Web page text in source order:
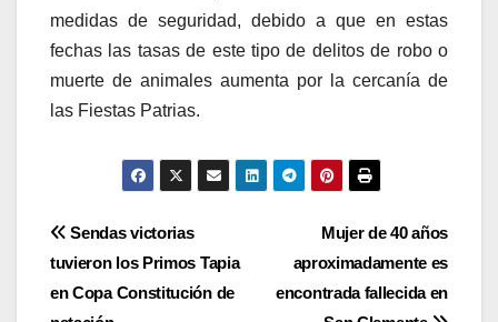
medidas de seguridad, debido a que en estas
fechas las tasas de este tipo de delitos de robo o
muerte de animales aumenta por la cercanía de
las Fiestas Patrias.
Navegación
de
Mujer de 40 años
aproximadamente es
encontrada fallecida en
Sendas victorias
tuvieron los Primos Tapia
en Copa Constitución de